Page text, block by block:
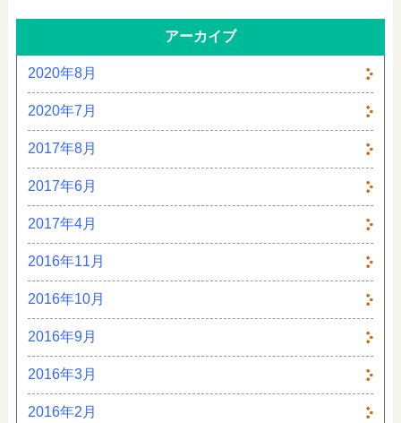
アーカイブ
2020年8月
2020年7月
2017年8月
2017年6月
2017年4月
2016年11月
2016年10月
2016年9月
2016年3月
2016年2月